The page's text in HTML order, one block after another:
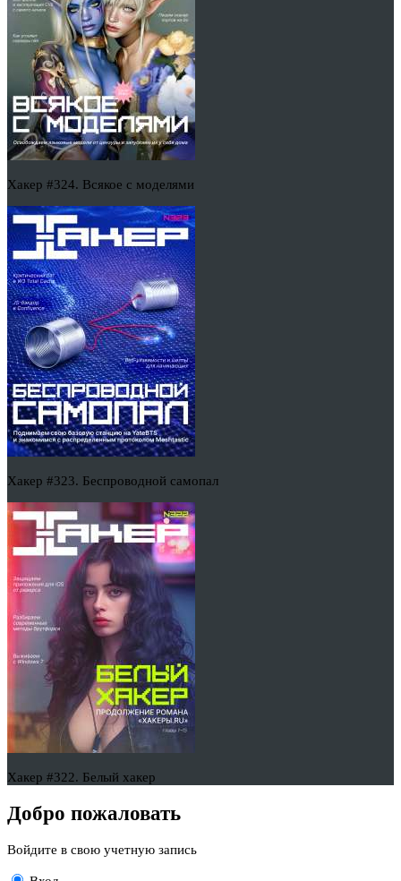
Хакер #324. Всякое с моделями
Хакер #323. Беспроводной самопал
Хакер #322. Белый хакер
Добро пожаловать
Войдите в свою учетную запись